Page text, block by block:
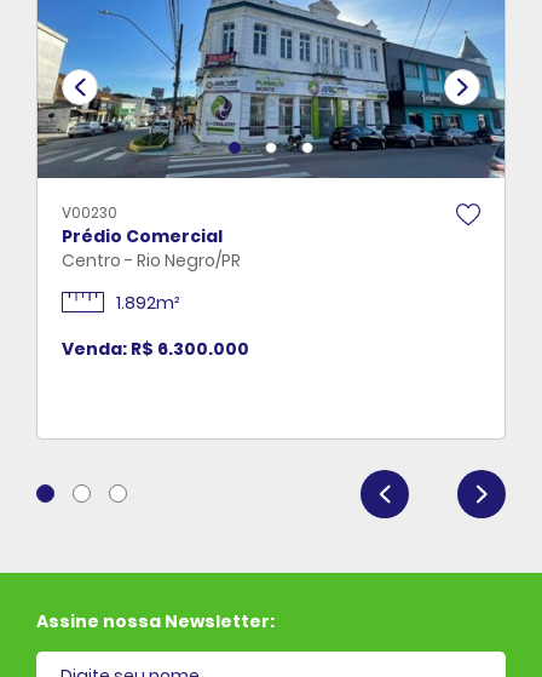
V00230
Prédio Comercial
Centro - Rio Negro/PR
1.892m²
Venda: R$ 6.300.000
Assine nossa Newsletter: